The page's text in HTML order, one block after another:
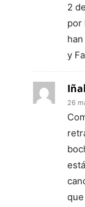
2
por
y
26